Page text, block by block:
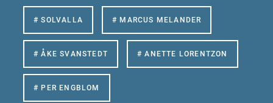
# SOLVALLA # MARCUS MELANDER
# ÅKE SVANSTEDT # ANETTE LORENTZON
# PER ENGBLOM